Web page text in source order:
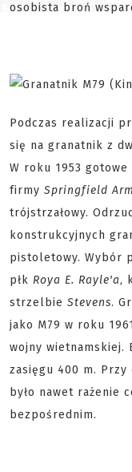
osobista broń
Podczas realizacji
się na granatnik z
W roku 1953
firmy Springfield
trójstrzałowy.
konstrukcyjnych
pistoletowy. Wybór
płk Roya E. Rayle'a,
strzelbie Stevens.
jako M79 w roku
wojny wietnamskiej.
zasięgu 400 m. Przy
było nawet rażenie
bezpośrednim.